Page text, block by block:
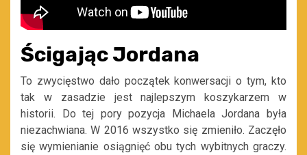
Ścigając Jordana
To zwycięstwo dało początek konwersacji o tym, kto
tak w zasadzie jest najlepszym koszykarzem w
historii. Do tej pory pozycja Michaela Jordana była
niezachwiana. W 2016 wszystko się zmieniło. Zaczęło
się wymienianie osiągnięć obu tych wybitnych graczy.